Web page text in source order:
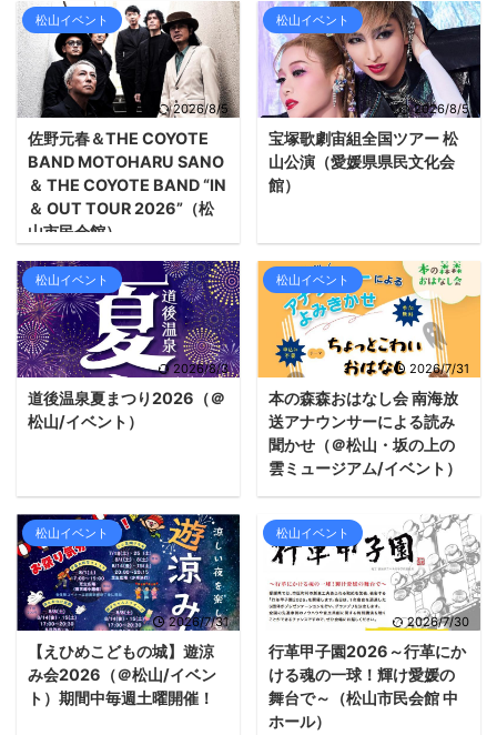
松山イベント
2026/8/5
佐野元春＆THE COYOTE
BAND MOTOHARU SANO
＆ THE COYOTE BAND “IN
＆ OUT TOUR 2026”（松
山市民会館）
松山イベント
2026/8/5
宝塚歌劇宙組全国ツアー 松
山公演（愛媛県県民文化会
館）
松山イベント
2026/8/3
道後温泉夏まつり2026（＠
松山/イベント）
松山イベント
2026/7/31
本の森森おはなし会 南海放
送アナウンサーによる読み
聞かせ（＠松山・坂の上の
雲ミュージアム/イベント）
松山イベント
2026/7/31
【えひめこどもの城】遊涼
み会2026（＠松山/イベン
ト）期間中毎週土曜開催！
松山イベント
2026/7/30
行革甲子園2026～行革にか
ける魂の一球！輝け愛媛の
舞台で～（松山市民会館 中
ホール）